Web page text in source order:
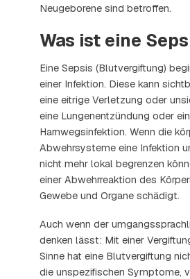
Neugeborene sind betroffen.
Was ist eine
Eine Sepsis (Blutvergiftung)
einer Infektion. Diese kann
eine eitrige Verletzung oder
eine Lungenentzündung oder
Harnwegsinfektion. Wenn die
Abwehrsysteme eine Infektion
nicht mehr lokal begrenzen
einer Abwehrreaktion des
Gewebe und Organe schädigt.
Auch wenn der
denken lässt: Mit einer
Sinne hat eine Blutvergiftung
die unspezifischen Symptome,